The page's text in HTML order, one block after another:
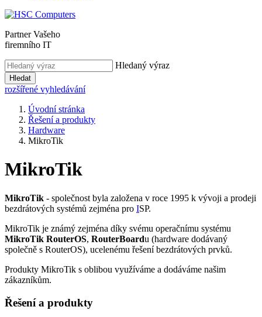
Partner Vašeho
firemního IT
Hledaný výraz
Hledat
rozšířené vyhledávání
Úvodní stránka
Řešení a produkty
Hardware
MikroTik
MikroTik
MikroTik - společnost byla založena v roce 1995 k vývoji a prodeji
bezdrátových systémů zejména pro ISP.
MikroTik je známý zejména díky svému operačnímu systému
MikroTik RouterOS, RouterBoardu (hardware dodávaný
společně s RouterOS), ucelenému řešení bezdrátových prvků.
Produkty MikroTik s oblibou využíváme a dodáváme našim
zákazníkům.
Řešení a produkty